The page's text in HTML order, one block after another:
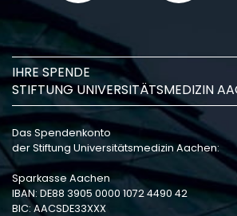
IHRE SPENDE
STIFTUNG UNIVERSITÄTSMEDIZIN
Das Spendenkonto
der Stiftung Universitätsmedizin Aachen:
Sparkasse Aachen
IBAN: DE88 3905 0000 1072 4490 42
BIC: AACSDE33XXX